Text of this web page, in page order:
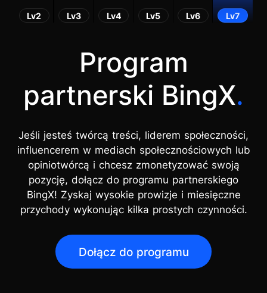
Lv2 Lv3 Lv4 Lv5 Lv6 Lv7
Program
partnerski BingX.
Jeśli jesteś twórcą treści, liderem społeczności,
influencerem w mediach społecznościowych lub
opiniotwórcą i chcesz zmonetyzować swoją
pozycję, dołącz do programu partnerskiego
BingX! Zyskaj wysokie prowizje i miesięczne
przychody wykonując kilka prostych czynności.
Dołącz do programu